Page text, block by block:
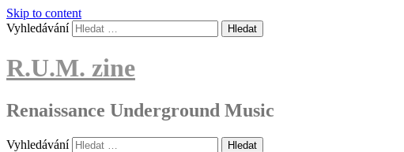
Skip to content
Vyhledávání
R.U.M. zine
Renaissance Underground Music
Vyhledávání